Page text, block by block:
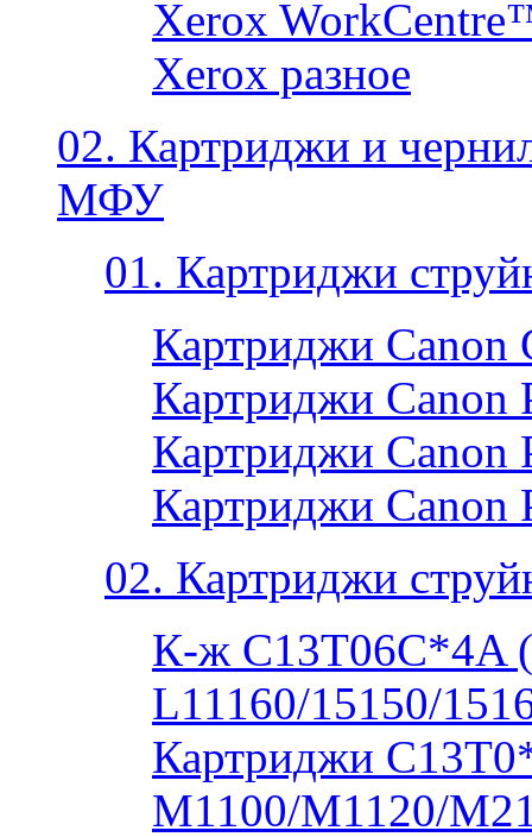
Xerox
Xerox разное
02. Картриджи и
МФУ
01. Картриджи
Картриджи Canon
Картриджи Canon
Картриджи Canon
Картриджи Canon
02. Картриджи
К-ж
L11160/15150/
Картриджи
M1100/M1120/